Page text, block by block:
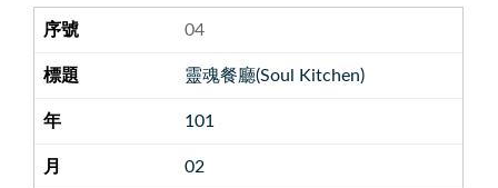
04
靈魂餐廳(Soul Kitchen)
101
02